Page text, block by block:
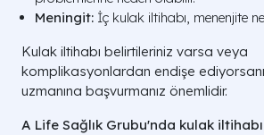
Meningit: İç kulak iltihabı, menenjite
Kulak iltihabı belirtileriniz varsa veya
komplikasyonlardan endişe
uzmanına başvurmanız önemlidir.
A Life Sağlık Grubu'nda kulak iltihabı